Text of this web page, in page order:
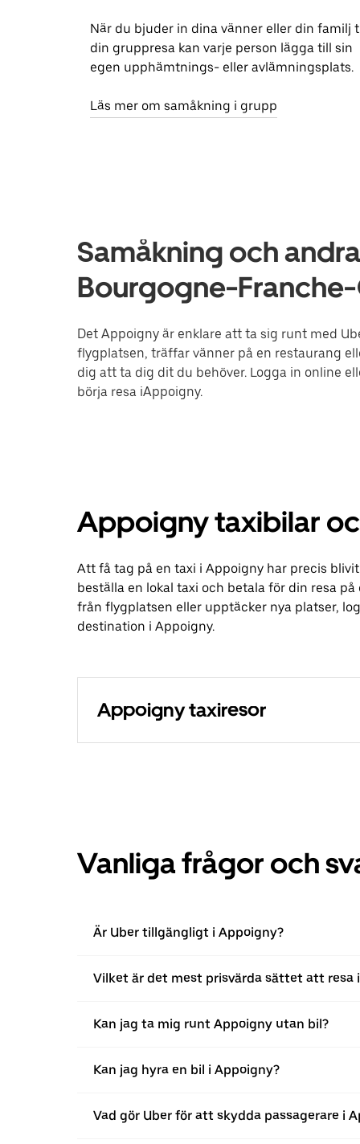
När du bjuder in dina vänner eller din familj
din gruppresa kan varje person lägga till sin
egen upphämtnings- eller avlämningsplats.
Läs mer om samåkning i grupp
Samåkning och
Bourgogne-
Det Appoigny är enklare att ta sig runt med
flygplatsen, träffar vänner på en restaurang
dig att ta dig dit du behöver. Logga in online
börja resa iAppoigny.
Appoigny taxibilar
Att få tag på en taxi i Appoigny har precis
beställa en lokal taxi och betala för din resa
från flygplatsen eller upptäcker nya platser,
destination i Appoigny.
Appoigny taxiresor
Vanliga frågor och
Är Uber tillgängligt i Appoigny?
Vilket är det mest prisvärda sättet att resa
Kan jag ta mig runt Appoigny utan bil?
Kan jag hyra en bil i Appoigny?
Vad gör Uber för att skydda passagerare i